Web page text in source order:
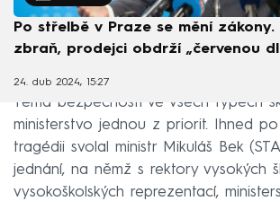
Po střelbě v Praze se mění zákony.
zbraň, prodejci obdrží „červenou
24. dub 2024, 15:27
Téma bezpečnosti ve všech typech
ministerstvo jednou z priorit. Ihned
tragédii svolal ministr Mikuláš Bek
jednání, na němž s rektory vysokých
vysokoškolských reprezentací,